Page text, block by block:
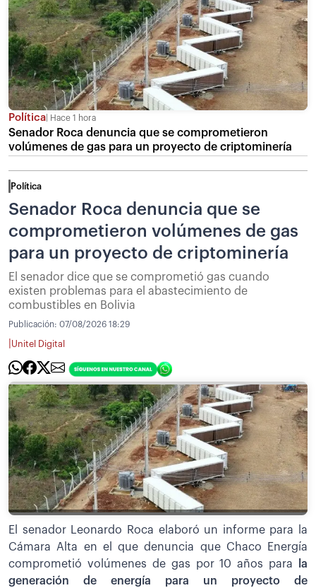
Política Hace 1 hora
Senador Roca denuncia que se comprometieron
volúmenes de gas para un proyecto de criptominería
Política
Senador Roca denuncia que se
comprometieron volúmenes de gas
para un proyecto de criptominería
El senador dice que se comprometió gas cuando
existen problemas para el abastecimiento de
combustibles en Bolivia
Publicación: 07/08/2026 18:29
Unitel Digital
El senador Leonardo Roca elaboró un informe para la
Cámara Alta en el que denuncia que Chaco Energía
comprometió volúmenes de gas por 10 años para
la
generación de energía para un proyecto de